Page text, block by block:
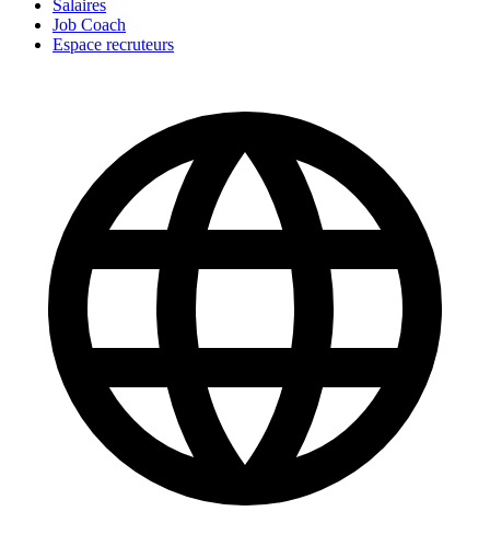
Salaires
Job Coach
Espace recruteurs